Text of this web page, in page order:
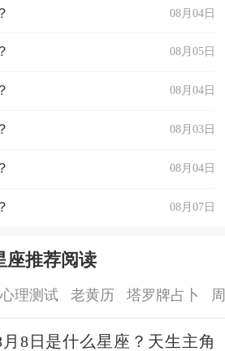
08月04日
08月05日
08月04日
08月03日
08月04日
08月07日
座推荐阅读
心理测试 老黄历 塔罗牌占卜
月8日是什么星座？天生主角